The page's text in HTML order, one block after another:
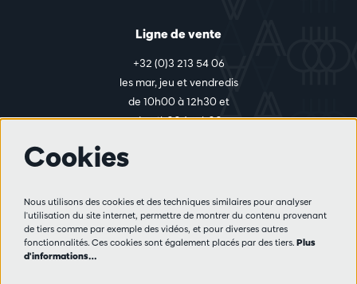
Ligne de vente
+32 (0)3 213 54 06
les mar, jeu et vendredis
de 10h00 à 12h30 et
de 14h00 à 17h00
Règlement des visiteurs
Vie privée
Cookies
Nous utilisons des cookies et des techniques similaires pour analyser
l'utilisation du site internet, permettre de montrer du contenu provenant
de tiers comme par exemple des vidéos, et pour diverses autres
fonctionnalités. Ces cookies sont également placés par des tiers. Plus
d'informations…